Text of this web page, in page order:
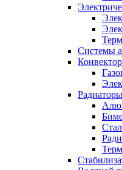
Системы
Радиаторы